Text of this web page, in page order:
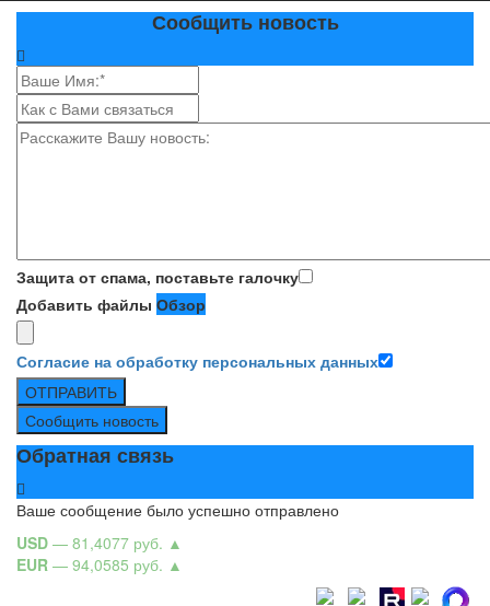
Сообщить новость
Защита от спама, поставьте галочку
Добавить файлы Обзор
Согласие на обработку персональных данных
ОТПРАВИТЬ
Сообщить новость
Обратная связь
Ваше сообщение было успешно отправлено
USD — 81,4077 руб. ▲
EUR — 94,0585 руб. ▲